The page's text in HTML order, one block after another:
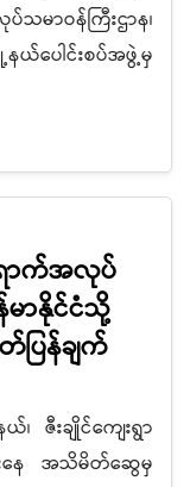
မာဝန်ကြီးဌာန၊
နယ်ပေါင်းစပ်အဖွဲ့မှ
ောက်အလုပ်
ာနိုင်ငံသို့
ြန်ချက်
ဇီးချိုင်ကျေးရွာ
နေ အသိမိတ်ဆွေမှ